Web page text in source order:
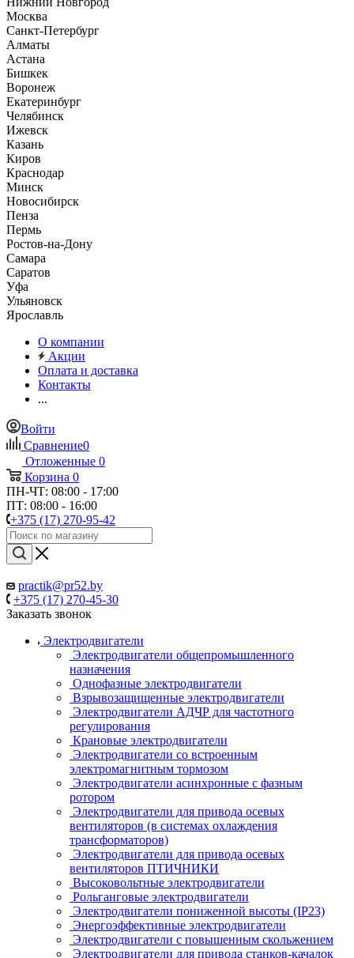
Москва
Санкт-Петербург
Алматы
Астана
Бишкек
Воронеж
Екатеринбург
Челябинск
Ижевск
Казань
Киров
Краснодар
Минск
Новосибирск
Пенза
Пермь
Ростов-на-Дону
Самара
Саратов
Уфа
Ульяновск
Ярославль
О компании
Акции
Оплата и доставка
Контакты
...
Войти
Сравнение0
Отложенные 0
Корзина 0
ПН-ЧТ: 08:00 - 17:00
ПТ: 08:00 - 16:00
+375 (17) 270-95-42
practik@pr52.by
+375 (17) 270-45-30
Заказать звонок
Электродвигатели
Электродвигатели общепромышленного
назначения
Однофазные электродвигатели
Взрывозащищенные электродвигатели
Электродвигатели АДЧР для частотного
регулирования
Крановые электродвигатели
Электродвигатели со встроенным
электромагнитным тормозом
Электродвигатели асинхронные с фазным
ротором
Электродвигатели для привода осевых
вентиляторов (в системах охлаждения
трансформаторов)
Электродвигатели для привода осевых
вентиляторов ПТИЧНИКИ
Высоковольтные электродвигатели
Рольганговые электродвигатели
Электродвигатели пониженной высоты (IP23)
Энергоэффективные электродвигатели
Электродвигатели с повышенным скольжением
Электродвигатели для привода станков-качалок